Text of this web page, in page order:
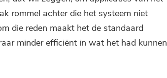
rommel achter die het systeem niet
die reden maakt het de standaard
minder efficiënt in wat het had kunnen